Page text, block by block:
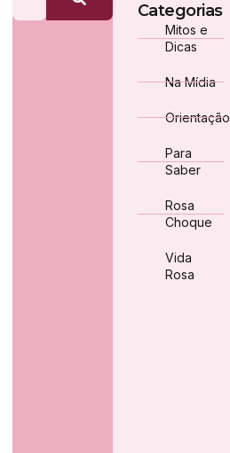
Categorias
Mitos e
Dicas
Na Mídia
Orientação
Para
Saber
Rosa
Choque
Vida
Rosa